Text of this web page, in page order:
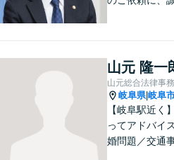
はじめとする
してきました
話ください【
山元 隆一
山元総合法律事
岐阜県|岐阜
【岐阜駅近く
ってアドバイ
婚問題／交通